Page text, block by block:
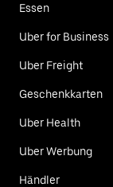
Essen
Uber for Business
Uber Freight
Geschenkkarten
Uber Health
Uber Werbung
Händler